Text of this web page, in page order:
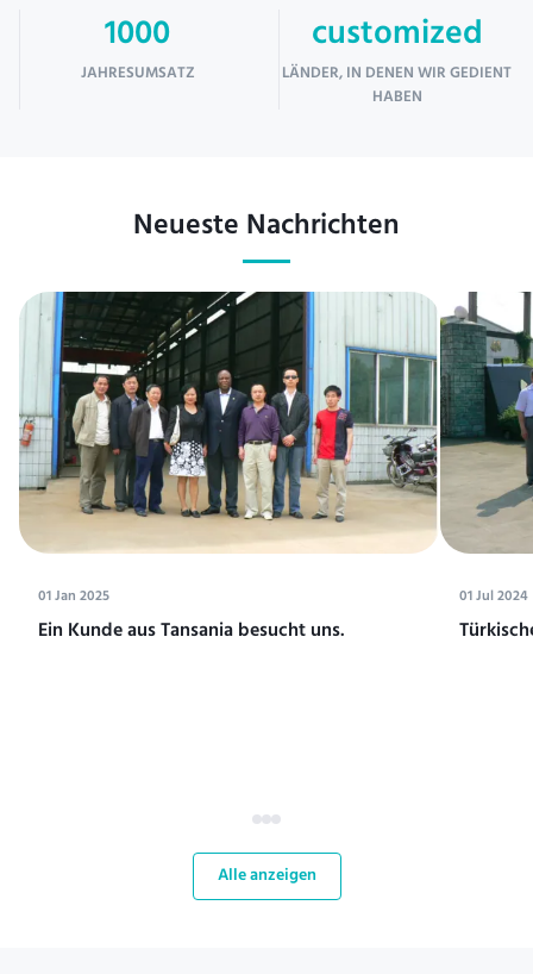
1000
JAHRESUMSATZ
customized
LÄNDER, IN DENEN WIR GEDIENT
HABEN
Neueste Nachrichten
01 Jan 2025
Ein Kunde aus Tansania besucht uns.
01 Jul 2024
Alle anzeigen